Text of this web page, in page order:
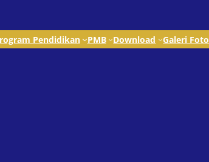
Pendidikan PMB Download Galeri Foto